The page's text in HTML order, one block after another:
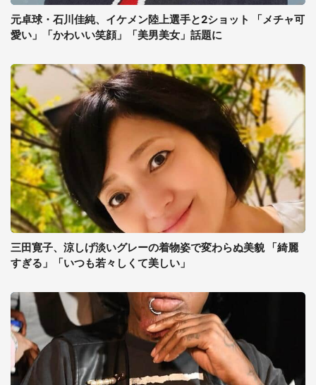
元卓球・石川佳純、イケメン陸上選手と2ショット 「メチャ可
愛い」「かわいい笑顔」「美男美女」話題に
三田寛子、涼しげ淡いグレーの着物姿で変わらぬ美貌 「綺麗
すぎる」「いつも若々しくて美しい」